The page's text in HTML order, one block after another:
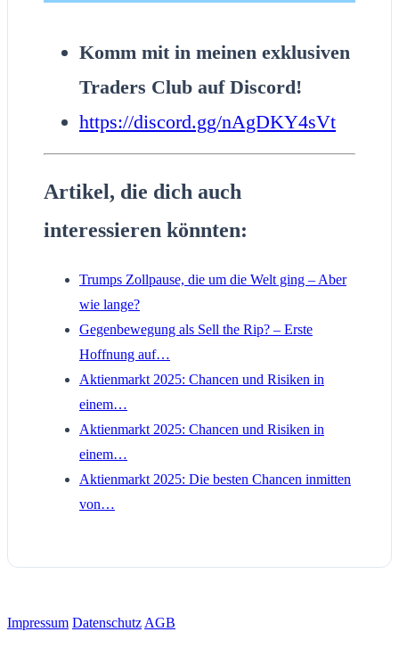
Komm mit in meinen exklusiven
Traders Club auf Discord!
https://discord.gg/nAgDKY4sVt
Artikel, die dich auch
interessieren könnten:
Trumps Zollpause, die um die Welt ging – Aber
wie lange?
Gegenbewegung als Sell the Rip? – Erste
Hoffnung auf…
Aktienmarkt 2025: Chancen und Risiken in
einem…
Aktienmarkt 2025: Chancen und Risiken in
einem…
Aktienmarkt 2025: Die besten Chancen inmitten
von…
Impressum Datenschutz AGB